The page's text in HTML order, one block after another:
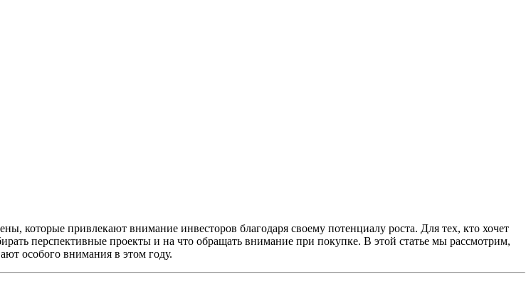
которые привлекают внимание инвесторов благодаря своему потенциалу роста. Для тех, кто хочет
перспективные проекты и на что обращать внимание при покупке. В этой статье мы рассмотрим,
особого внимания в этом году.